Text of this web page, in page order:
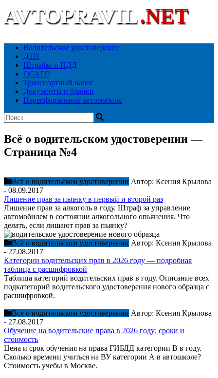
AVTOPRAVIL.NET
Водительское удостоверение
ДТП
Штрафы и ПДД
ОСАГО
Транспортный налог
Документы и бланки
Переоформление автомобиля
Всё о водительском удостоверении —
Страница №4
Всё о водительском удостоверении Автор: Ксения Крылова
- 08.09.2017
Лишение прав за пьянку в первый и второй раз
Лишение прав за алкоголь в году. Штраф за управление
автомобилем в состоянии алкогольного опьянения. Что
делать, если лишают прав за пьянку?
Всё о водительском удостоверении Автор: Ксения Крылова
- 27.08.2017
Категории водительских прав в 2026 году — подробная
таблица с расшифровкой
Таблица категорий водительских прав в году. Описание всех
подкатегорий водительского удостоверения нового образца с
расшифровкой.
Всё о водительском удостоверении Автор: Ксения Крылова
- 27.08.2017
Обучение на водительские права в 2026 году: сроки и
стоимость
Цена и срок обучения на права ГИБДД категории В в году.
Сколько времени учиться на ВУ категории А в автошколе?
Стоимость учебы в Москве.